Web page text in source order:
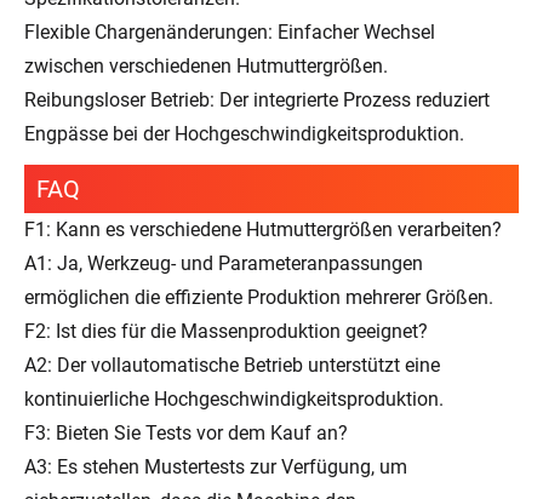
Flexible Chargenänderungen: Einfacher Wechsel
zwischen verschiedenen Hutmuttergrößen.
Reibungsloser Betrieb: Der integrierte Prozess reduziert
Engpässe bei der Hochgeschwindigkeitsproduktion.
FAQ
F1: Kann es verschiedene Hutmuttergrößen verarbeiten?
A1: Ja, Werkzeug- und Parameteranpassungen
ermöglichen die effiziente Produktion mehrerer Größen.
F2: Ist dies für die Massenproduktion geeignet?
A2: Der vollautomatische Betrieb unterstützt eine
kontinuierliche Hochgeschwindigkeitsproduktion.
F3: Bieten Sie Tests vor dem Kauf an?
A3: Es stehen Mustertests zur Verfügung, um